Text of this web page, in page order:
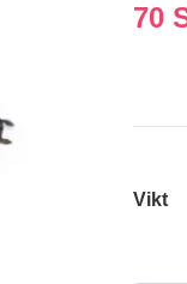
70
Vikt